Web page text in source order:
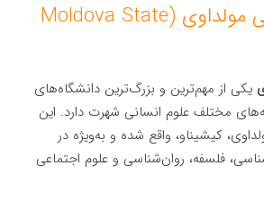
۱. دانشگاه دولتی مولداوی (Moldova State
یکی از مهم‌ترین و بزرگ‌ترین دانشگاه‌های
مختلف علوم انسانی شهرت دارد. این
کیشیناو، واقع شده و به‌ویژه در
فلسفه، روان‌شناسی و علوم اجتماعی